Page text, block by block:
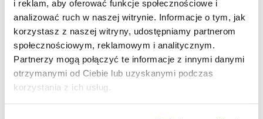
i reklam, aby oferować funkcje społecznościowe i
analizować ruch w naszej witrynie. Informacje o tym, jak
korzystasz z naszej witryny, udostępniamy partnerom
społecznościowym, reklamowym i analitycznym.
Partnerzy mogą połączyć te informacje z innymi danymi
otrzymanymi od Ciebie lub uzyskanymi podczas
korzystania z ich usług.
ciągników Fendt lub Valtra w Agravis Technik Polska. Przetestuj
sprzęt na własnym polu i poznaj jego realne osiągi!